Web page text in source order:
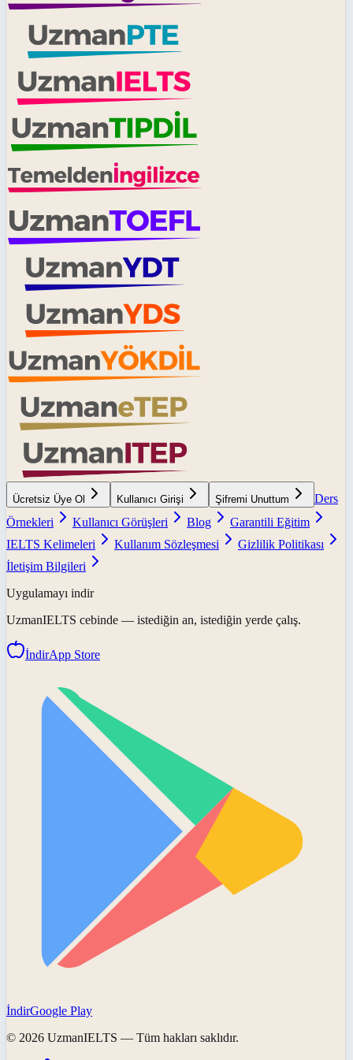
Ücretsiz Üye Ol Kullanıcı Girişi Şifremi Unuttum
Ders
Örnekleri
Kullanıcı Görüşleri Blog
Garantili Eğitim
IELTS Kelimeleri
Kullanım Sözleşmesi
Gizlilik Politikası
İletişim Bilgileri
Uygulamayı indir
UzmanIELTS cebinde — istediğin an, istediğin yerde çalış.
İndirApp Store
İndirGoogle Play
© 2026 UzmanIELTS — Tüm hakları saklıdır.